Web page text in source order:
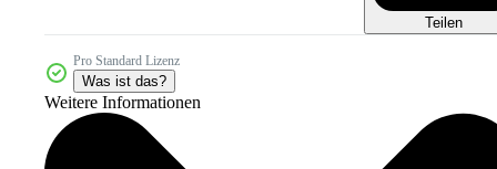
Teilen
Pro Standard Lizenz
Was ist das?
Weitere Informationen